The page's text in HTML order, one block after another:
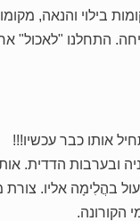
בילוי והנאה,
התחלנו "לאכול"
אותו כבר עכשיו!!!
ובערבות הדדית.
בהֲלִימָה אליו.
הקורונה.